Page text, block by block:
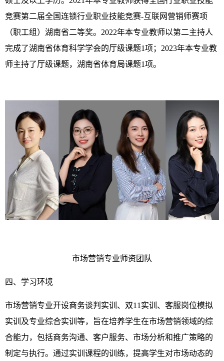
竞赛第二届全国连锁行业职业技能竞赛-互联网营销师赛项
（职工组）湖南省二等奖。2022年本专业教师以第二主持人
完成了湖南省体育科学学会的厅级课题1项；2023年本专业教
师主持了厅级课题，湖南省体育局课题1项。
市场营销专业师资团队
四、学习环境
市场营销专业开设商务谈判实训、双11实训、客服岗位模拟
实训及专业综合实训等，旨在培养学生在市场营销领域的综
合能力，包括商务沟通、客户服务、市场分析和推广策略的
制定与执行。通过实训课程的训练，提高学生对市场动态的